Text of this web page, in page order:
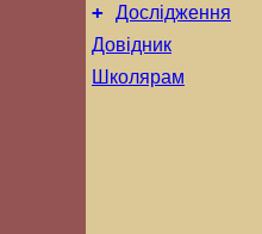
+ Дослідження
Довідник
Школярам